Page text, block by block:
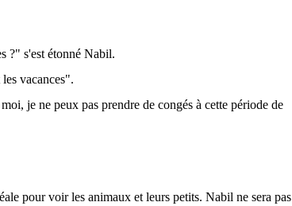
?" s'est étonné Nabil.
vacances".
je ne peux pas prendre de congés à cette période de
pour voir les animaux et leurs petits. Nabil ne sera pas